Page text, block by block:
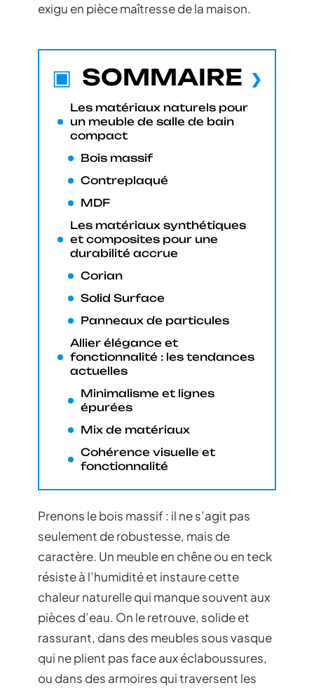
exigu en pièce maîtresse de la maison.
SOMMAIRE
Les matériaux naturels pour
un meuble de salle de bain
compact
Bois massif
Contreplaqué
MDF
Les matériaux synthétiques
et composites pour une
durabilité accrue
Corian
Solid Surface
Panneaux de particules
Allier élégance et
fonctionnalité : les tendances
actuelles
Minimalisme et lignes
épurées
Mix de matériaux
Cohérence visuelle et
fonctionnalité
Prenons le bois massif : il ne s’agit pas
seulement de robustesse, mais de
caractère. Un meuble en chêne ou en teck
résiste à l’humidité et instaure cette
chaleur naturelle qui manque souvent aux
pièces d’eau. On le retrouve, solide et
rassurant, dans des meubles sous vasque
qui ne plient pas face aux éclaboussures,
ou dans des armoires qui traversent les